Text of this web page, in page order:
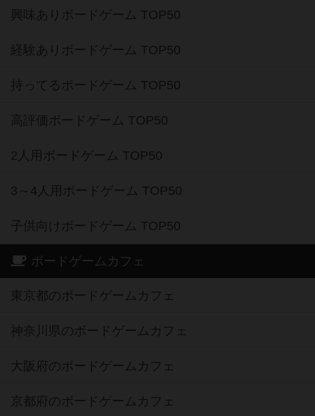
興味ありボードゲーム TOP50
経験ありボードゲーム TOP50
持ってるボードゲーム TOP50
高評価ボードゲーム TOP50
2人用ボードゲーム TOP50
3～4人用ボードゲーム TOP50
子供向けボードゲーム TOP50
ボードゲームカフェ
東京都のボードゲームカフェ
神奈川県のボードゲームカフェ
大阪府のボードゲームカフェ
京都府のボードゲームカフェ